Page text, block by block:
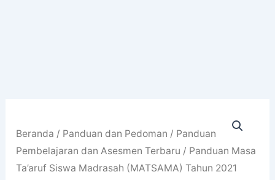
Beranda / Panduan dan Pedoman / Panduan
Pembelajaran dan Asesmen Terbaru / Panduan Masa
Ta’aruf Siswa Madrasah (MATSAMA) Tahun 2021